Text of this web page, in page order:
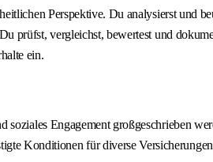
Perspektive. Du analysierst und
prüfst, vergleichst, bewertest und
ein.
Engagement großgeschrieben
Konditionen für diverse Versicherungen